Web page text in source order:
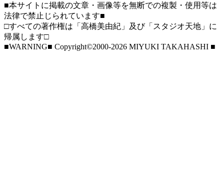
■本サイトに掲載の文章・画像等を無断での複製・使用等は
法律で禁止じられています■
□すべての著作権は「高橋美由紀」及び「スタジオ天地」に
帰属します□
■WARNING■ Copyright©2000-2026 MIYUKI TAKAHASHI ■